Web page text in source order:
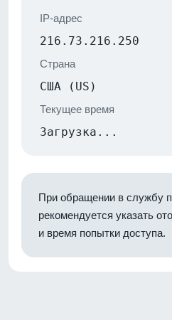
IP-адрес
216.73.216.250
Страна
США (US)
Текущее время
Загрузка...
При обращении в службу
рекомендуется указать
и время попытки доступа.